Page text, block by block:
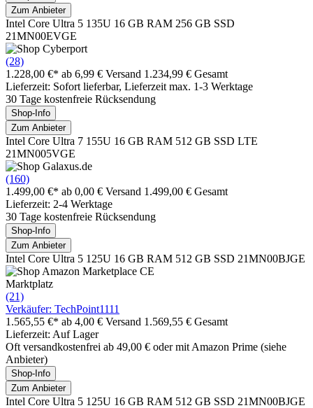
Zum Anbieter
Intel Core Ultra 5 135U 16 GB RAM 256 GB SSD
21MN00EVGE
(28)
1.228,00 €* ab 6,99 € Versand 1.234,99 € Gesamt
Lieferzeit: Sofort lieferbar, Lieferzeit max. 1-3 Werktage
30 Tage kostenfreie Rücksendung
Shop-Info
Zum Anbieter
Intel Core Ultra 7 155U 16 GB RAM 512 GB SSD LTE
21MN005VGE
(160)
1.499,00 €* ab 0,00 € Versand 1.499,00 € Gesamt
Lieferzeit: 2-4 Werktage
30 Tage kostenfreie Rücksendung
Shop-Info
Zum Anbieter
Intel Core Ultra 5 125U 16 GB RAM 512 GB SSD 21MN00BJGE
Marktplatz
(21)
Verkäufer: TechPoint1111
1.565,55 €* ab 4,00 € Versand 1.569,55 € Gesamt
Lieferzeit: Auf Lager
Oft versandkostenfrei ab 49,00 € oder mit Amazon Prime (siehe
Anbieter)
Shop-Info
Zum Anbieter
Intel Core Ultra 5 125U 16 GB RAM 512 GB SSD 21MN00BJGE